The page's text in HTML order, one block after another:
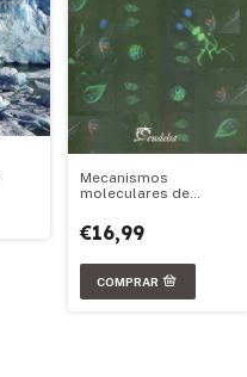
Mecanismos
moleculares de
diferenciación del
parásito Giardia
€16,99